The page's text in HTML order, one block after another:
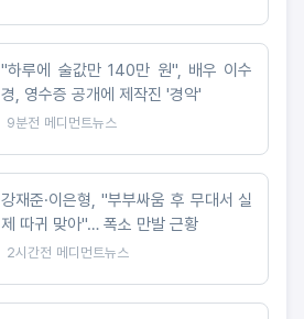
"하루에 술값만 140만 원", 배우 이수
경, 영수증 공개에 제작진 '경악'
9분전 메디먼트뉴스
강재준·이은형, "부부싸움 후 무대서 실
제 따귀 맞아"… 폭소 만발 근황
2시간전 메디먼트뉴스